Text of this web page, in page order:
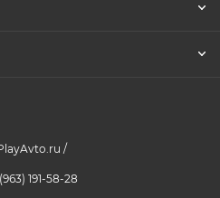
/
191-58-28